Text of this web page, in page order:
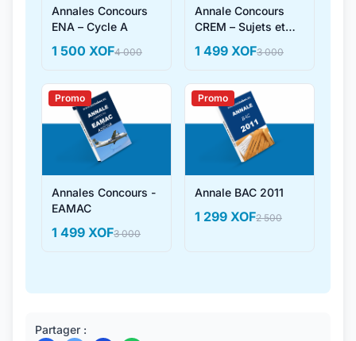
Annales Concours
ENA – Cycle A
1 500 XOF4 000
Annale Concours
CREM – Sujets et
1 499 XOF3 000
Promo
Annales Concours -
EAMAC
1 499 XOF3 000
Promo
Annale BAC 2011
1 299 XOF2 500
Partager :